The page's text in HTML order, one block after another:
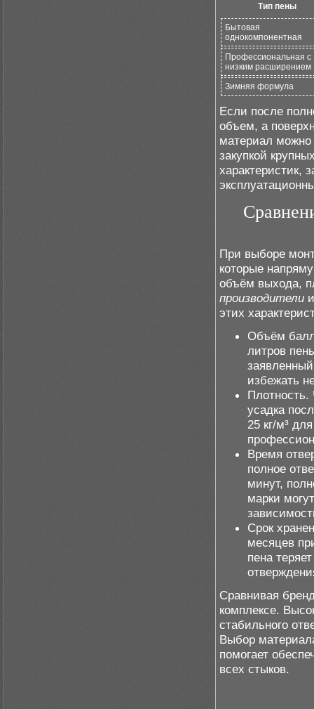
Тип пены
Бытовая
однокомпонентная
Профессиональная с
низким расширением
Зимняя формула
Если после
объем, а
материал можно
закупкой
характеристик,
При выборе
которые
объём выхода,
производители
этих
Объём
литров
избежать
усадка
25 кг/м³
Время
полное
минут,
марки
Срок
месяцев
пена
Сравнивая
комплексе.
стабильного
Выбор
помогает
всех стыков.